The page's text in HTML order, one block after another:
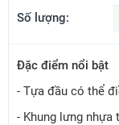
Số lượng:
Đặc điểm nổi bật
- Tựa đầu có thể
- Khung lưng